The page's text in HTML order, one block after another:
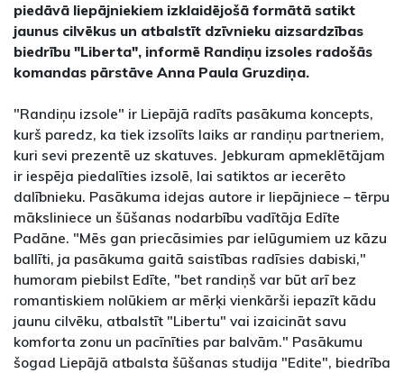
piedāvā liepājniekiem izklaidējošā formātā satikt
jaunus cilvēkus un atbalstīt dzīvnieku aizsardzības
biedrību "Liberta", informē Randiņu izsoles radošās
komandas pārstāve Anna Paula Gruzdiņa.
"Randiņu izsole" ir Liepājā radīts pasākuma koncepts,
kurš paredz, ka tiek izsolīts laiks ar randiņu partneriem,
kuri sevi prezentē uz skatuves. Jebkuram apmeklētājam
ir iespēja piedalīties izsolē, lai satiktos ar iecerēto
dalībnieku. Pasākuma idejas autore ir liepājniece – tērpu
māksliniece un šūšanas nodarbību vadītāja Edīte
Padāne. "Mēs gan priecāsimies par ielūgumiem uz kāzu
ballīti, ja pasākuma gaitā saistības radīsies dabiski,"
humoram piebilst Edīte, "bet randiņš var būt arī bez
romantiskiem nolūkiem ar mērķi vienkārši iepazīt kādu
jaunu cilvēku, atbalstīt "Libertu" vai izaicināt savu
komforta zonu un pacīnīties par balvām." Pasākumu
šogad Liepājā atbalsta šūšanas studija "Edite", biedrība